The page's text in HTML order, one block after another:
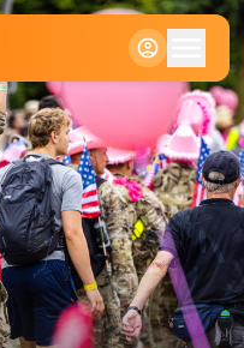
Klein
Standaard
Groot